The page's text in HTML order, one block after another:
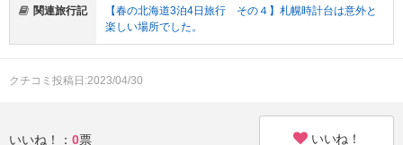
関連旅行記
【春の北海道3泊4日旅行 その４】札幌時計台は意外と
楽しい場所でした。
クチコミ投稿日:2023/04/30
いいね！： 0票 いいね！